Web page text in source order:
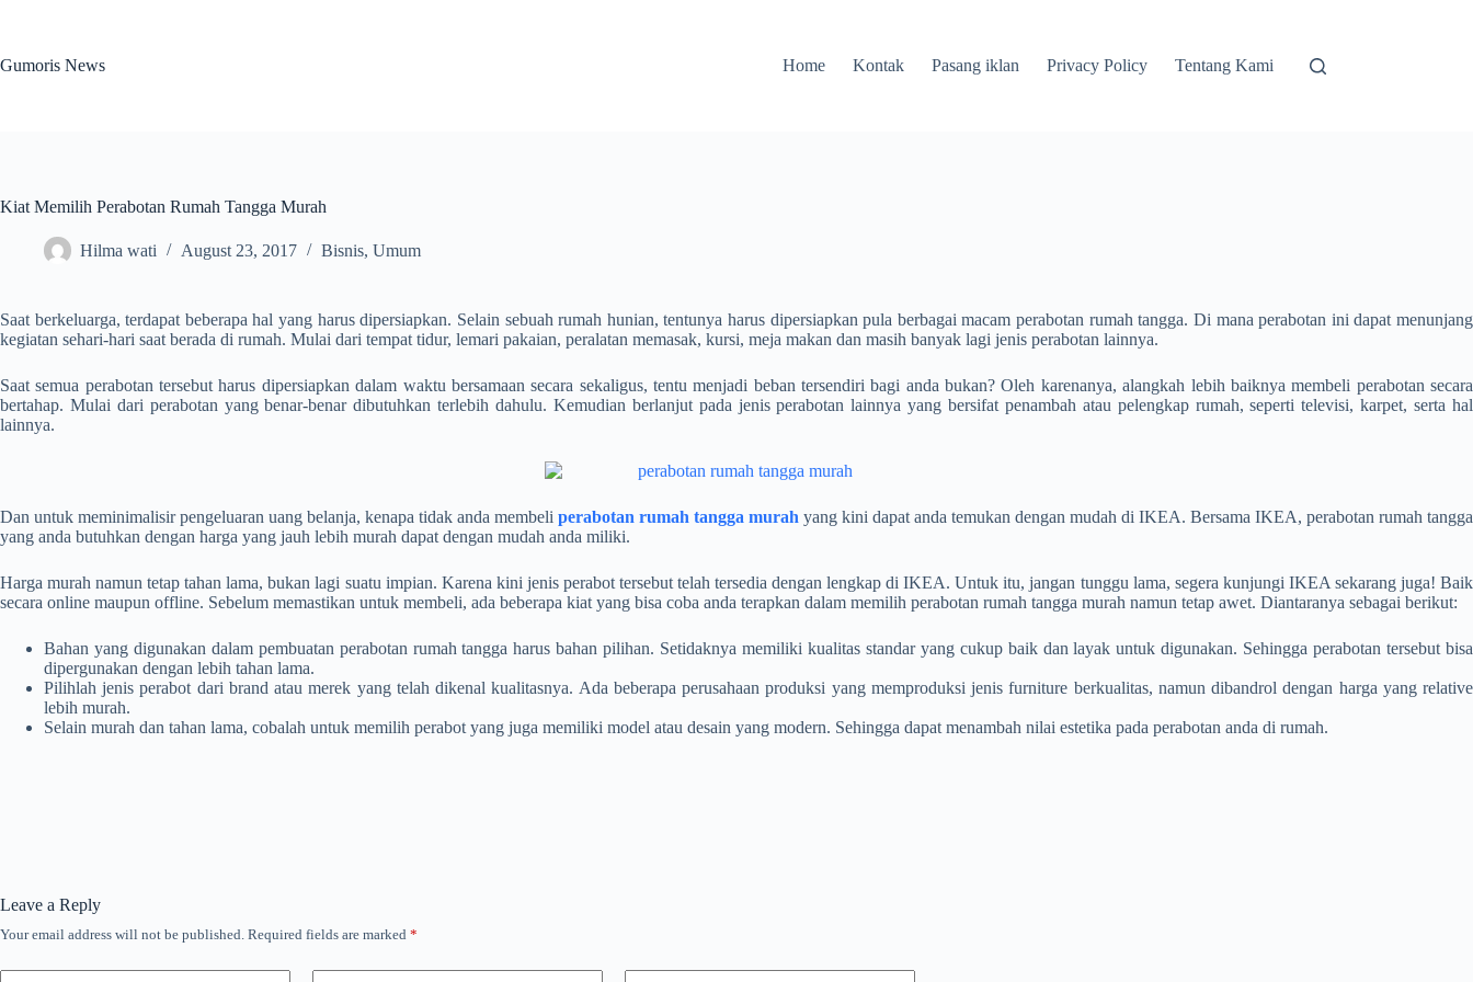
Gumoris News
Home Kontak Pasang iklan Privacy Policy Tentang Kami
Kiat Memilih Perabotan Rumah Tangga Murah
Hilma wati August 23, 2017 Bisnis, Umum
Saat berkeluarga, terdapat beberapa hal yang harus dipersiapkan. Selain sebuah rumah hunian, tentunya harus dipersiapkan pula berbagai macam perabotan rumah tangga. Di mana perabotan ini dapat menunjang
kegiatan sehari-hari saat berada di rumah. Mulai dari tempat tidur, lemari pakaian, peralatan memasak, kursi, meja makan dan masih banyak lagi jenis perabotan lainnya.
Saat semua perabotan tersebut harus dipersiapkan dalam waktu bersamaan secara sekaligus, tentu menjadi beban tersendiri bagi anda bukan? Oleh karenanya, alangkah lebih baiknya membeli perabotan secara
bertahap. Mulai dari perabotan yang benar-benar dibutuhkan terlebih dahulu. Kemudian berlanjut pada jenis perabotan lainnya yang bersifat penambah atau pelengkap rumah, seperti televisi, karpet, serta hal
lainnya.
Dan untuk meminimalisir pengeluaran uang belanja, kenapa tidak anda membeli perabotan rumah tangga murah yang kini dapat anda temukan dengan mudah di IKEA. Bersama IKEA, perabotan rumah tangga
yang anda butuhkan dengan harga yang jauh lebih murah dapat dengan mudah anda miliki.
Harga murah namun tetap tahan lama, bukan lagi suatu impian. Karena kini jenis perabot tersebut telah tersedia dengan lengkap di IKEA. Untuk itu, jangan tunggu lama, segera kunjungi IKEA sekarang juga! Baik
secara online maupun offline. Sebelum memastikan untuk membeli, ada beberapa kiat yang bisa coba anda terapkan dalam memilih perabotan rumah tangga murah namun tetap awet. Diantaranya sebagai berikut:
Bahan yang digunakan dalam pembuatan perabotan rumah tangga harus bahan pilihan. Setidaknya memiliki kualitas standar yang cukup baik dan layak untuk digunakan. Sehingga perabotan tersebut bisa
dipergunakan dengan lebih tahan lama.
Pilihlah jenis perabot dari brand atau merek yang telah dikenal kualitasnya. Ada beberapa perusahaan produksi yang memproduksi jenis furniture berkualitas, namun dibandrol dengan harga yang relative
lebih murah.
Selain murah dan tahan lama, cobalah untuk memilih perabot yang juga memiliki model atau desain yang modern. Sehingga dapat menambah nilai estetika pada perabotan anda di rumah.
Leave a Reply
Your email address will not be published. Required fields are marked *